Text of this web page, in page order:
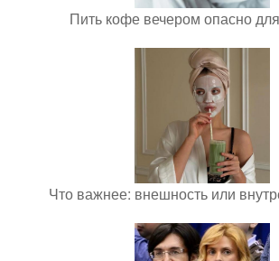
Пить кофе вечером опасно
Что важнее: внешность или